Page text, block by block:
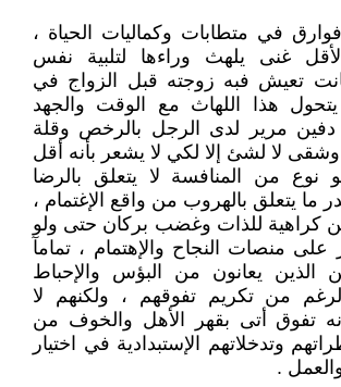
في متطابات وكماليات الحياة ،
غنى يلهث وراءها لتلبية نفس
تعيش فبه زوجته قبل الزواج في
هذا اللهاث مع الوقت والجهد
دفين مرير لدى الرجل بالرخص وقلة
وشقى لا لشئ إلا لكي لا يشعر بأنه أقل
من المنافسة لا يتعلق بالرضا
ما يتعلق بالهروب من واقع الإغتمام ،
كراهية للذات وغضب بركان حتى ولو
على منصات النجاح والإهتمام ، تمامآ
الذين يعانون من البؤس والإحباط
من تكريم تفوقهم ، ولكنهم لا
تفوق أتى بقهر الأهل والخوف من
وتدخلاتهم الإستبدادية في اختيار
.